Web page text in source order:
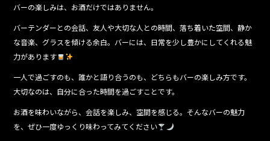
バーの楽しみは、お酒だけではありません。
バーテンダーとの会話、友人や大切な人との時間、落ち着いた空間、静か
な音楽、グラスを傾ける余白。バーには、日常を少し豊かにしてくれる魅
力があります
一人で過ごすのも、誰かと語り合うのも、どちらもバーの楽しみ方です。
大切なのは、自分に合った時間を過ごすことです。
お酒を味わいながら、会話を楽しみ、空間を感じる。そんなバーの魅力
を、ぜひ一度ゆっくり味わってみてください